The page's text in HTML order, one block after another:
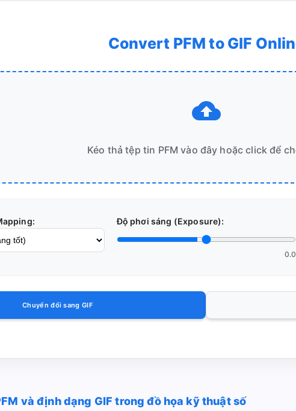
Convert PFM to GIF
Kéo thả tệp tin PFM vào đây hoặc click để
Độ phơi sáng (Exposure):
0.0
Chuyển đổi sang GIF
và định dạng GIF trong đồ họa kỹ thuật số